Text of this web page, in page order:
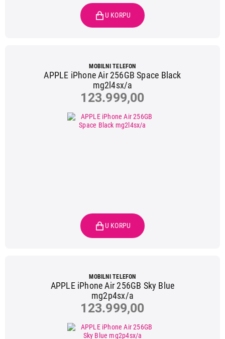
MOBILNI TELEFON
APPLE iPhone Air 256GB Space Black
mg2l4sx/a
123.999,00
MOBILNI TELEFON
APPLE iPhone Air 256GB Sky Blue
mg2p4sx/a
123.999,00